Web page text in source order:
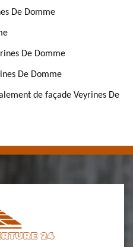
De Domme
De Domme
De Domme
de façade Veyrines De